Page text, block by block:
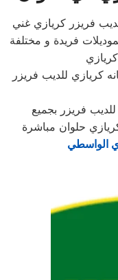
فريزر كريازي غني
فريدة و مختلفة
كريازي للديب فريزر
فريزر بجميع
الواسطي